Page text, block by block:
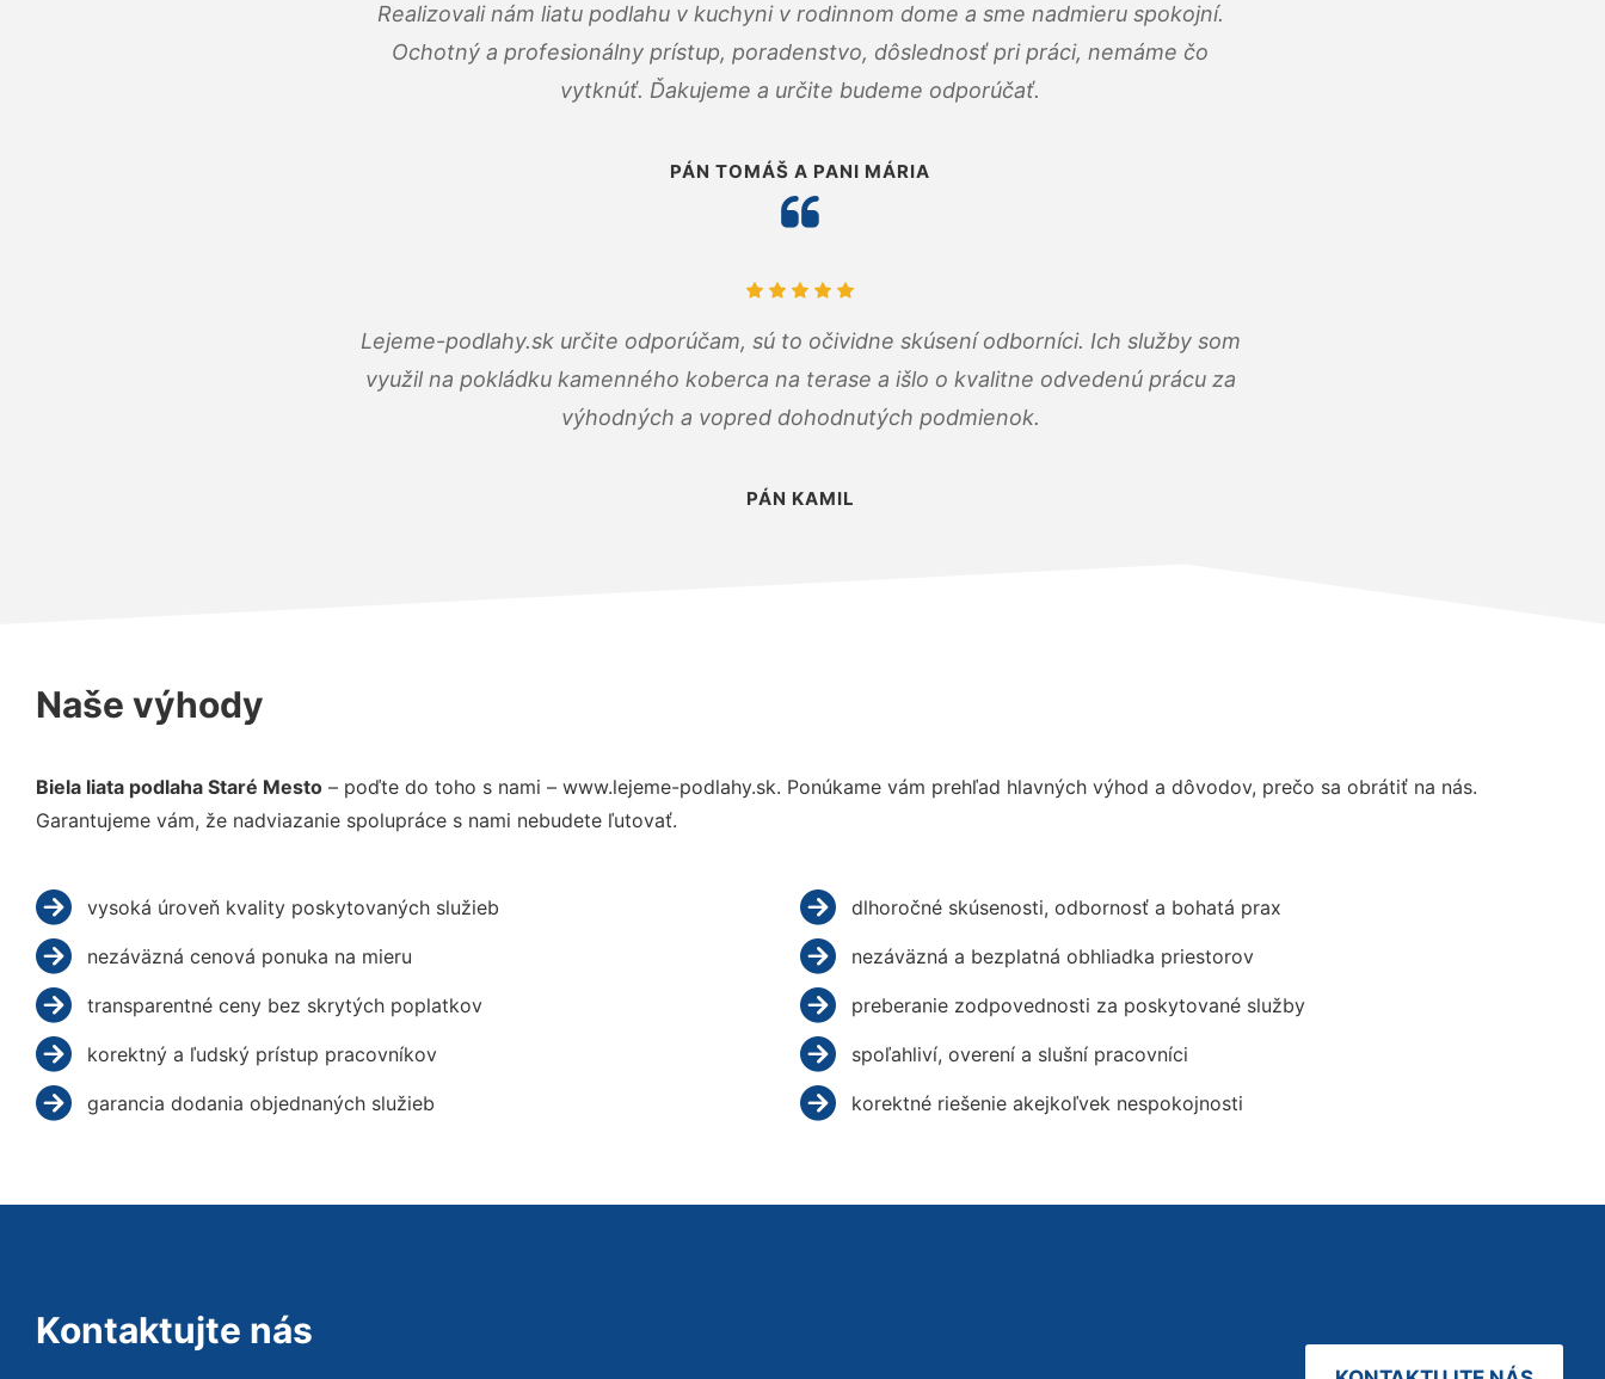
Realizovali nám liatu podlahu v kuchyni v rodinnom dome a sme nadmieru spokojní.
Ochotný a profesionálny prístup, poradenstvo, dôslednosť pri práci, nemáme čo
vytknúť. Ďakujeme a určite budeme odporúčať.
PÁN TOMÁŠ A PANI MÁRIA
Lejeme-podlahy.sk určite odporúčam, sú to očividne skúsení odborníci. Ich služby som
využil na pokládku kamenného koberca na terase a išlo o kvalitne odvedenú prácu za
výhodných a vopred dohodnutých podmienok.
PÁN KAMIL
Naše výhody
Biela liata podlaha Staré Mesto – poďte do toho s nami – www.lejeme-podlahy.sk. Ponúkame vám prehľad hlavných výhod a dôvodov, prečo sa obrátiť na nás.
Garantujeme vám, že nadviazanie spolupráce s nami nebudete ľutovať.
vysoká úroveň kvality poskytovaných služieb
nezáväzná cenová ponuka na mieru
transparentné ceny bez skrytých poplatkov
korektný a ľudský prístup pracovníkov
garancia dodania objednaných služieb
dlhoročné skúsenosti, odbornosť a bohatá prax
nezáväzná a bezplatná obhliadka priestorov
preberanie zodpovednosti za poskytované služby
spoľahliví, overení a slušní pracovníci
korektné riešenie akejkoľvek nespokojnosti
Kontaktujte nás